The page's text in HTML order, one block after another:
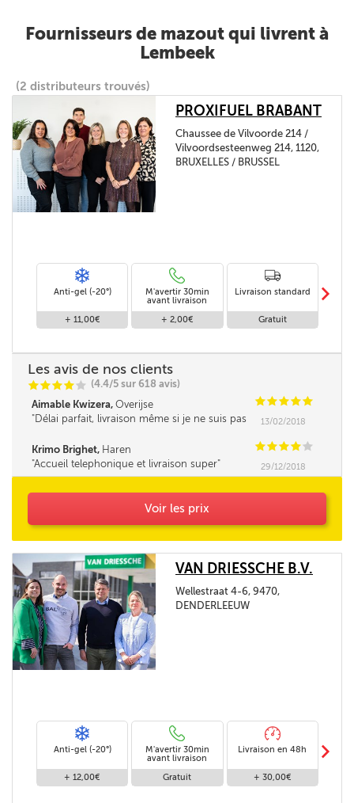
Fournisseurs de mazout qui livrent à
Lembeek
(2 distributeurs trouvés)
PROXIFUEL BRABANT
Chaussee de Vilvoorde 214 /
Vilvoordsesteenweg 214, 1120,
BRUXELLES / BRUSSEL
Anti-gel (-20°)
+ 11,00€
M'avertir 30min
avant livraison
+ 2,00€
Livraison standard
Gratuit
m
Les avis de nos clients
CCCC C (4.4/5 sur 618 avis)
Aimable Kwizera, Overijse CCCCC
Délai parfait, livraison même si je ne suis pas
13/02/2018
Krimo Brighet, Haren CCCC C
Accueil telephonique et livraison super
29/12/2018
Voir les prix
VAN DRIESSCHE B.V.
Wellestraat 4-6, 9470,
DENDERLEEUW
Anti-gel (-20°)
+ 12,00€
M'avertir 30min
avant livraison
Gratuit
Livraison en 48h
+ 30,00€
m